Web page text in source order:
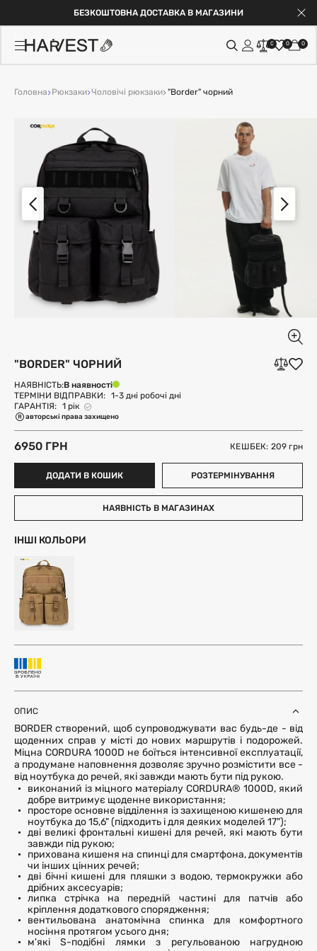
БЕЗКОШТОВНА ДОСТАВКА В МАГАЗИНИ
0 0 0
Головна Рюкзаки Чоловічі рюкзаки "Border" чорний
"BORDER" ЧОРНИЙ
НАЯВНІСТЬ:В наявності
ТЕРМІНИ ВІДПРАВКИ: 1-3 дні робочі дні
ГАРАНТІЯ: 1 рік
авторські права захищено
6950 ГРН КЕШБЕК: 209грн
ДОДАТИ В КОШИК РОЗТЕРМІНУВАННЯ
НАЯВНІСТЬ В МАГАЗИНАХ
ІНШІ КОЛЬОРИ
ОПИС
BORDER створений, щоб супроводжувати вас будь-де - від
щоденних справ у місті до нових маршрутів і подорожей.
Міцна CORDURA 1000D не боїться інтенсивної експлуатації,
а продумане наповнення дозволяє зручно розмістити все -
від ноутбука до речей, які завжди мають бути під рукою.
виконаний із міцного матеріалу CORDURA® 1000D, який
добре витримує щоденне використання;
просторе основне відділення із захищеною кишенею для
ноутбука до 15,6" (підходить і для деяких моделей 17");
дві великі фронтальні кишені для речей, які мають бути
завжди під рукою;
прихована кишеня на спинці для смартфона, документів
чи інших цінних речей;
дві бічні кишені для пляшки з водою, термокружки або
дрібних аксесуарів;
липка стрічка на передній частині для патчів або
кріплення додаткового спорядження;
вентильована анатомічна спинка для комфортного
носіння протягом усього дня;
м'які S-подібні лямки з регульованою нагрудною